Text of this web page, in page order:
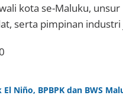
kota se-Maluku,
serta pimpinan
Niño, BPBPK dan BWS